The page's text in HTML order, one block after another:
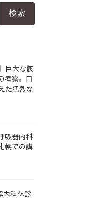
巨大な骸
考察。ロ
た猛烈な
吸器内科
幌での講
内科休診